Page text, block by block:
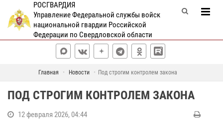
РОСГВАРДИЯ
Управление Федеральной службы войск
национальной гвардии Российской
Федерации по Свердловской области
Главная Новости Под строгим контролем закона
ПОД СТРОГИМ КОНТРОЛЕМ ЗАКОНА
12 февраля 2026, 04:44